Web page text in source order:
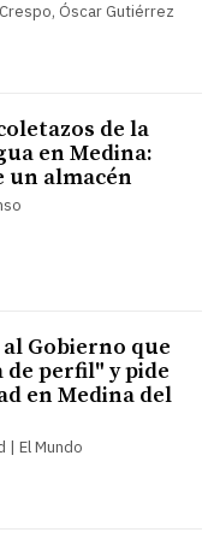
Óscar Gutiérrez
de la
en Medina:
un almacén
Gobierno que
de perfil" y pide
en Medina del
| El Mundo